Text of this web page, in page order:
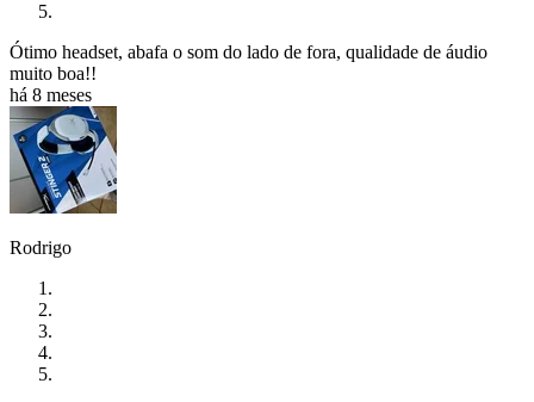
Ótimo headset, abafa o som do lado de fora, qualidade de áudio
muito boa!!
há 8 meses
Rodrigo